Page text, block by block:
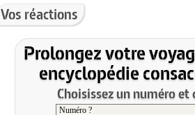
Vos réactions
Prolongez votre
encyclopédie
Choisissez un numéro